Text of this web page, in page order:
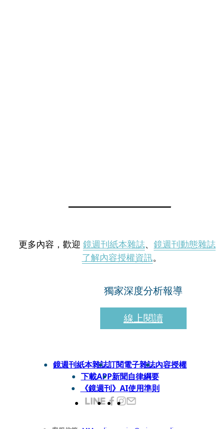
更多內容，歡迎 鏡週刊紙本雜誌、 鏡週刊動態雜誌
了解內容授權資訊。
獨家深度分析報導
線上閱讀
鏡週刊紙本雜誌訂閱電子雜誌內容授權
下載APP新聞自律綱要
《鏡週刊》AI使用準則